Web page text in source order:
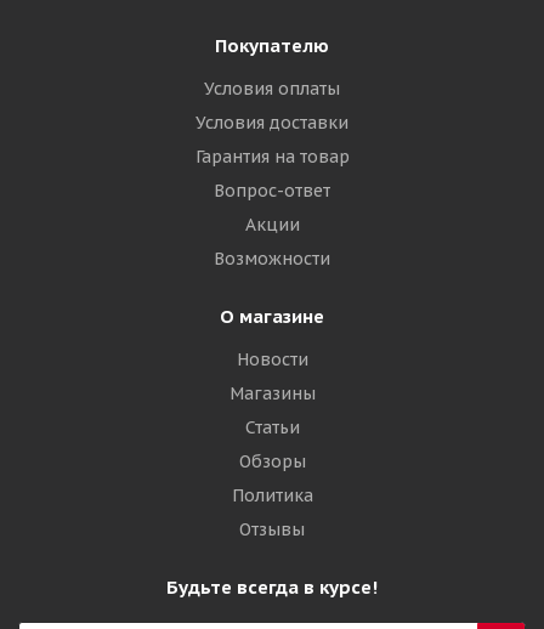
Покупателю
Условия оплаты
Условия доставки
Гарантия на товар
Вопрос-ответ
Акции
Возможности
О магазине
Новости
Магазины
Статьи
Обзоры
Политика
Отзывы
Будьте всегда в курсе!